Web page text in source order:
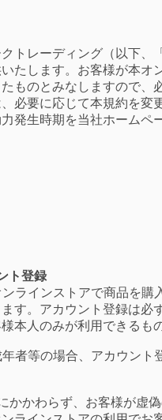
トレーディング（以下、
たします。お客様が本オ
ものとみなしますので、
必要に応じて本規約を変
発生時期を当社ホームペ
ト登録
ラインストアで商品を
す。アカウント登録は必
本人のみが利用できるも
者等の場合、アカウン
かかわらず、お客様が虚